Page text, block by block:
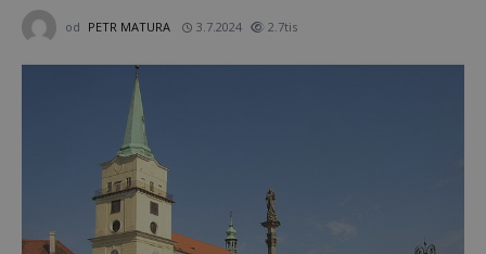
od PETR MATURA 3.7.2024 2.7tis